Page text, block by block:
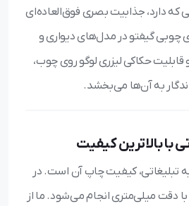
دارد، جذابیت بصری فوق‌العاده‌ای
گیفتو در مدل‌های دیواری و
حکاکی لیزری لوگو روی چوب،
به آن‌ها می‌بخشد.
با بالاترین کیفیت
کیفیت چاپ آن است. در
با دقت میلی‌متری انجام می‌شود. ما از